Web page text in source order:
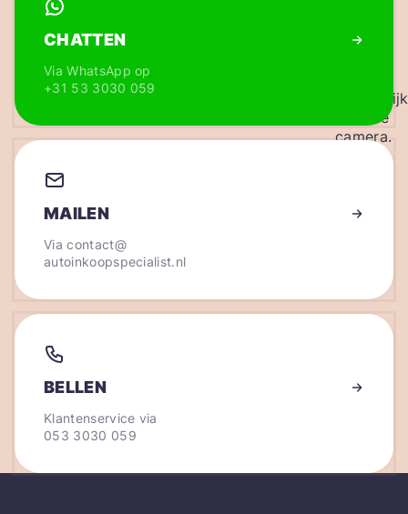
CHATTEN
Via WhatsApp op
+31 53 3030 059
MAILEN
Viacontact@
autoinkoopspecialist.nl
BELLEN
Klantenservice via
053 3030 059